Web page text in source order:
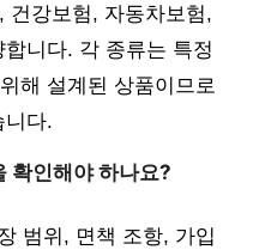
건강보험, 자동차보험,
니다. 각 종류는 특정
해 설계된 상품이므로
니다.
확인해야 하나요?
범위, 면책 조항, 가입